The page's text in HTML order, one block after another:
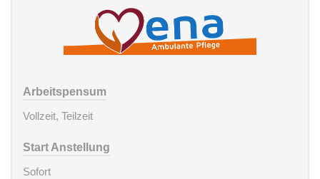
Arbeitspensum
Vollzeit, Teilzeit
Start Anstellung
Sofort